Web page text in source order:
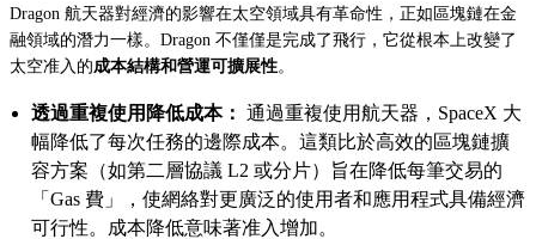
Dragon 航天器對經濟的影響在太空領域具有革命性，正如區塊鏈在金
融領域的潛力一樣。Dragon 不僅僅是完成了飛行，它從根本上改變了
太空准入的成本結構和營運可擴展性。
透過重複使用降低成本： 通過重複使用航天器，SpaceX 大
幅降低了每次任務的邊際成本。這類比於高效的區塊鏈擴
容方案（如第二層協議 L2 或分片）旨在降低每筆交易的
「Gas 費」，使網絡對更廣泛的使用者和應用程式具備經濟
可行性。成本降低意味著准入增加。